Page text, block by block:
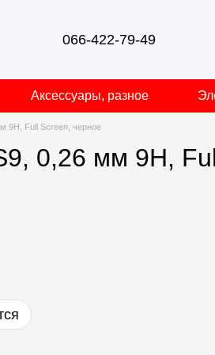
066-422-79-49
Аксессуары, разное
9H, Full Screen, черное
0,26 мм 9H,